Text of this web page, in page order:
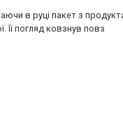
в руці пакет з
Її погляд ковзнув повз